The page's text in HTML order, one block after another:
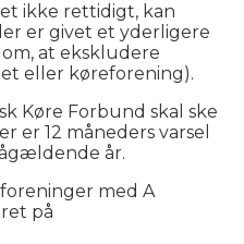
ikke rettidigt, kan
er givet et yderligere
at ekskludere
eller køreforening).
Køre Forbund skal ske
er 12 måneders varsel
år.
med A
på